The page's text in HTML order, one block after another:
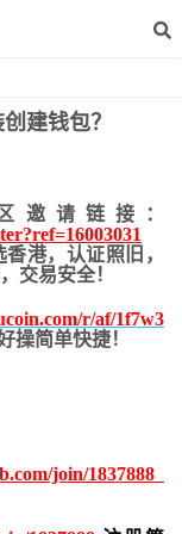
建钱包？
邀请链接：
香港，认证照旧，
交易安全！
r/af/1f7w3
操简单快捷！
join/1837888